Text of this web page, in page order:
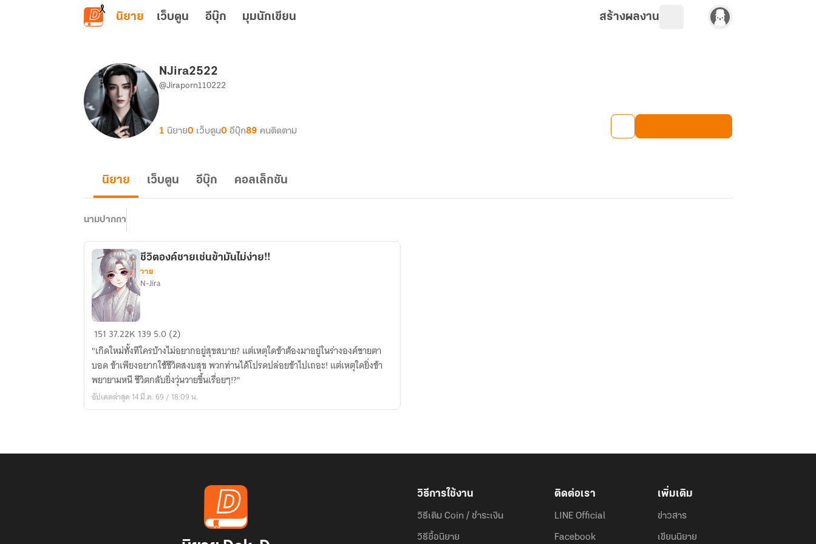
ข้ามไปยังเนื้อหาหลัก
นิยาย เว็บตูน อีบุ๊ก มุมนักเขียน สร้างผลงาน
NJira2522
@Jiraporn110222
1 นิยาย0 เว็บตูน0 อีบุ๊ก89 คนติดตาม
นิยาย เว็บตูน อีบุ๊ก คอลเล็กชัน
นามปากกา
ชีวิต
องค์
ชาย
เช่น
ข้า
มัน
ชีวิตองค์ชายเช่นข้ามันไม่ง่าย!!
วาย
N-Jira
151 37.22K 139 5.0 (2)
"เกิดใหม่ทั้งทีใครบ้างไม่อยากอยู่สุขสบาย? แต่เหตุใดข้าต้องมาอยู่ในร่างองค์ชายตา
บอด ข้าเพียงอยากใช้ชีวิตสงบสุข พวกท่านได้โปรดปล่อยข้าไปเถอะ! แต่เหตุใดยิ่งข้า
พยายามหนี ชีวิตกลับยิ่งวุ่นวายขึ้นเรื่อยๆ!?"
อัปเดตล่าสุด 14 มี.ค. 69 / 18:09 น.
วิธีการใช้งาน
วิธีเติม Coin / ชำระเงิน
วิธีซื้อนิยาย
ติดต่อเรา
LINE Official
Facebook
เพิ่มเติม
ข่าวสาร
เขียนนิยาย